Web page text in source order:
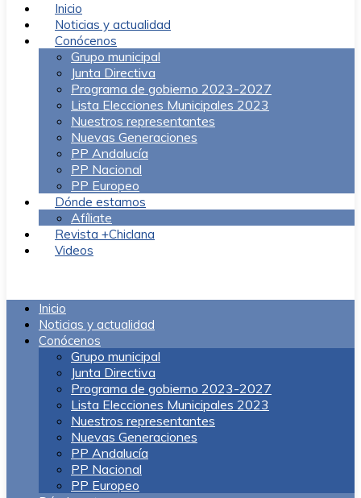
Inicio
Noticias y actualidad
Conócenos
Grupo municipal
Junta Directiva
Programa de gobierno 2023-2027
Lista Elecciones Municipales 2023
Nuestros representantes
Nuevas Generaciones
PP Andalucía
PP Nacional
PP Europeo
Dónde estamos
Afíliate
Revista +Chiclana
Videos
Inicio
Noticias y actualidad
Conócenos
Grupo municipal
Junta Directiva
Programa de gobierno 2023-2027
Lista Elecciones Municipales 2023
Nuestros representantes
Nuevas Generaciones
PP Andalucía
PP Nacional
PP Europeo